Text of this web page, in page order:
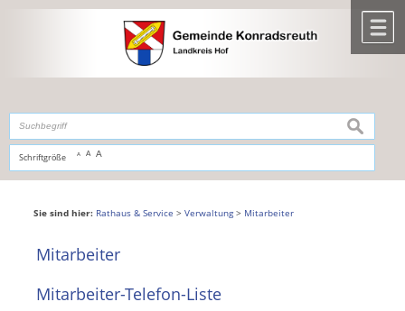
,zur Navigationoderzur Startseitespringen.
Schriftgröße A A A
suchen
Sie sind hier: Rathaus & Service > Verwaltung> Mitarbeiter
Mitarbeiter
Mitarbeiter-Telefon-Liste